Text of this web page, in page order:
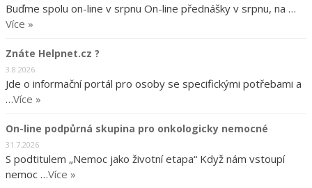
Buďme spolu on-line v srpnu On-line přednášky v srpnu, na …
Více »
Znáte Helpnet.cz ?
3.8.2026
Jde o informační portál pro osoby se specifickými potřebami a
…Více »
On-line podpůrná skupina pro onkologicky nemocné
31.7.2026
S podtitulem „Nemoc jako životní etapa“ Když nám vstoupí
nemoc …Více »